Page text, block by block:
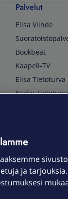
Palvelut
Elisa Viihde
Bookbeat
Kaapeli-TV
Elisa Tietoturva
Kodin
Elisa Kotiverkko
Elisa Pilvilinna
Elisa Laiteturva
Elisa
ja